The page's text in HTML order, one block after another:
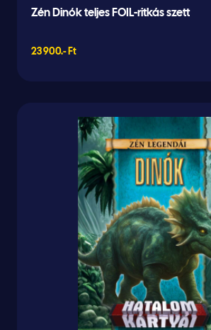
Zén Dinók teljes FOIL-ritkás szett
23 900.- Ft